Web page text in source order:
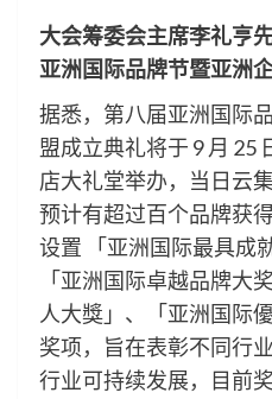
大会筹委会主席李礼亨
亚洲国际品牌节暨亚洲
据悉，第八届亚洲国际
盟成立典礼将于 9 月 25
店大礼堂举办，当日云
预计有超过百个品牌获
设置 「亚洲国际最具成
「亚洲国际卓越品牌大
人大獎」、「亚洲国际
奖项，旨在表彰不同行
行业可持续发展，目前